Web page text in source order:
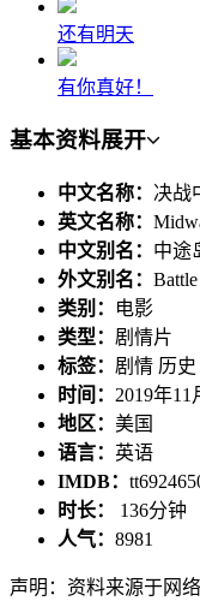
还有明天
有你真好！
基本资料展开
中文名称： 决战
英文名称：
中文别名： 中途
外文别名：
类别：
电影
类型： 剧情片
标签： 剧情 历
时间： 2019年11
地区： 美国
语言： 英语
IMDB：
时长： 136分钟
人气： 8981
声明：资料来源于网